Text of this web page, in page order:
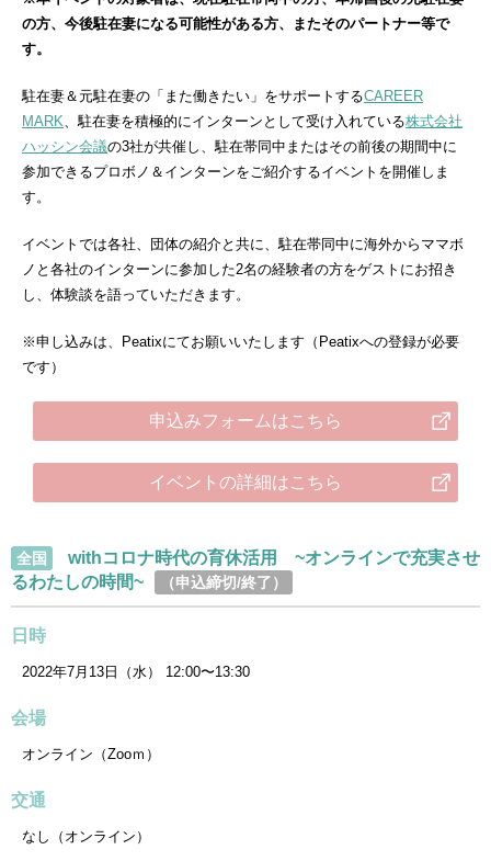
の方、今後駐在妻になる可能性がある方、またそのパートナー等で
す。
駐在妻＆元駐在妻の「また働きたい」をサポートするCAREER
MARK、駐在妻を積極的にインターンとして受け入れている株式会社
ハッシン会議の3社が共催し、駐在帯同中またはその前後の期間中に
参加できるプロボノ＆インターンをご紹介するイベントを開催しま
す。
イベントでは各社、団体の紹介と共に、駐在帯同中に海外からママボ
ノと各社のインターンに参加した2名の経験者の方をゲストにお招き
し、体験談を語っていただきます。
※申し込みは、Peatixにてお願いいたします（Peatixへの登録が必要
です）
申込みフォームはこちら
イベントの詳細はこちら
全国
withコロナ時代の育休活用 ~オンラインで充実させ
るわたしの時間~
（申込締切/終了）
日時
2022年7月13日（水） 12:00〜13:30
会場
オンライン（Zooｍ）
交通
なし（オンライン）